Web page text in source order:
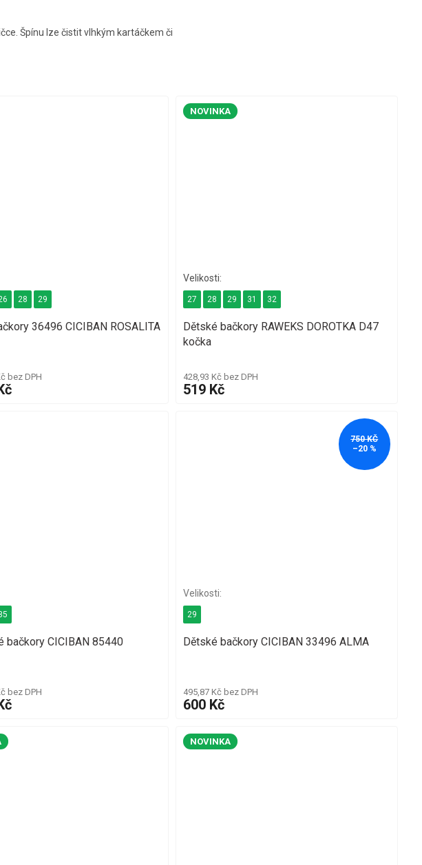
Špínu lze čistit vlhkým kartáčkem či
36496 CICIBAN ROSALITA
bez DPH
28 29
NOVINKA
Dětské bačkory RAWEKS DOROTKA D47
kočka
428,93 Kč bez DPH
519 Kč
27 28 29 31 32
bačkory CICIBAN 85440
bez DPH
750 KČ
–20 %
Dětské bačkory CICIBAN 33496 ALMA
495,87 Kč bez DPH
600 Kč
29
NOVINKA